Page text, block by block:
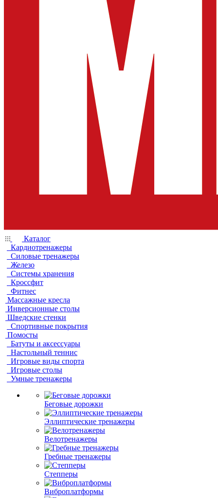
Каталог
Кардиотренажеры
Силовые тренажеры
Железо
Системы хранения
Кроссфит
Фитнес
Массажные кресла
Инверсионные столы
Шведские стенки
Спортивные покрытия
Помосты
Батуты и аксессуары
Настольный теннис
Игровые виды спорта
Игровые столы
Умные тренажеры
Беговые дорожки
Эллиптические тренажеры
Велотренажеры
Гребные тренажеры
Степперы
Виброплатформы